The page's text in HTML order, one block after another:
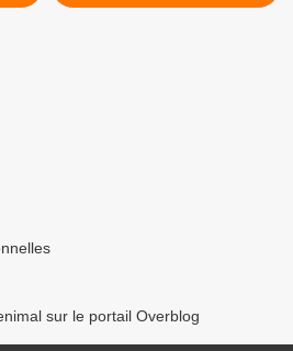
sur le portail Overblog